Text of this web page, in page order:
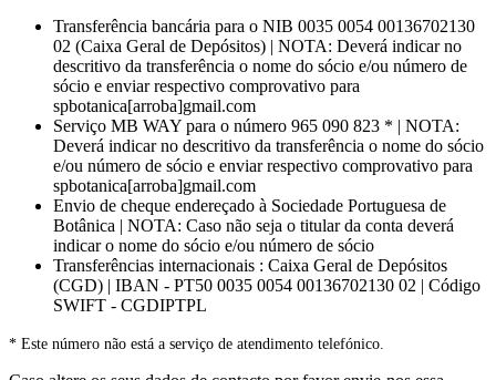
Transferência bancária para o NIB 0035 0054 00136702130
02 (Caixa Geral de Depósitos) | NOTA: Deverá indicar no
descritivo da transferência o nome do sócio e/ou número de
sócio e enviar respectivo comprovativo para
spbotanica[arroba]gmail.com
Serviço MB WAY para o número 965 090 823 * | NOTA:
Deverá indicar no descritivo da transferência o nome do sócio
e/ou número de sócio e enviar respectivo comprovativo para
spbotanica[arroba]gmail.com
Envio de cheque endereçado à Sociedade Portuguesa de
Botânica | NOTA: Caso não seja o titular da conta deverá
indicar o nome do sócio e/ou número de sócio
Transferências internacionais : Caixa Geral de Depósitos
(CGD) | IBAN - PT50 0035 0054 00136702130 02 | Código
SWIFT - CGDIPTPL
* Este número não está a serviço de atendimento telefónico.